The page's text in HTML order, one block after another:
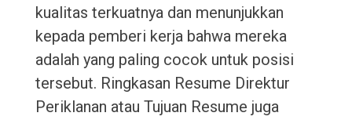
kualitas terkuatnya dan menunjukkan
kepada pemberi kerja bahwa mereka
adalah yang paling cocok untuk posisi
tersebut. Ringkasan Resume Direktur
Periklanan atau Tujuan Resume juga